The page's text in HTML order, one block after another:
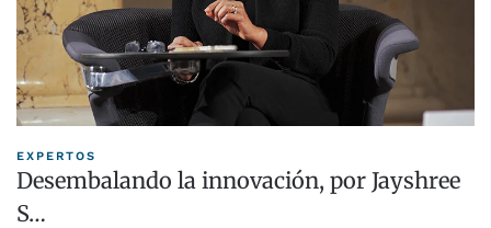
EXPERTOS
Desembalando la innovación, por Jayshree
S…